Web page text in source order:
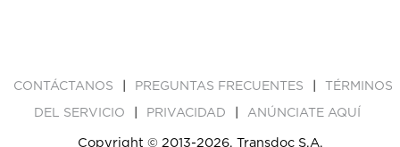
CONTÁCTANOS PREGUNTAS FRECUENTES TÉRMINOS
DEL SERVICIO PRIVACIDAD ANÚNCIATE AQUÍ
Copyright © 2013-2026, Transdoc S.A.